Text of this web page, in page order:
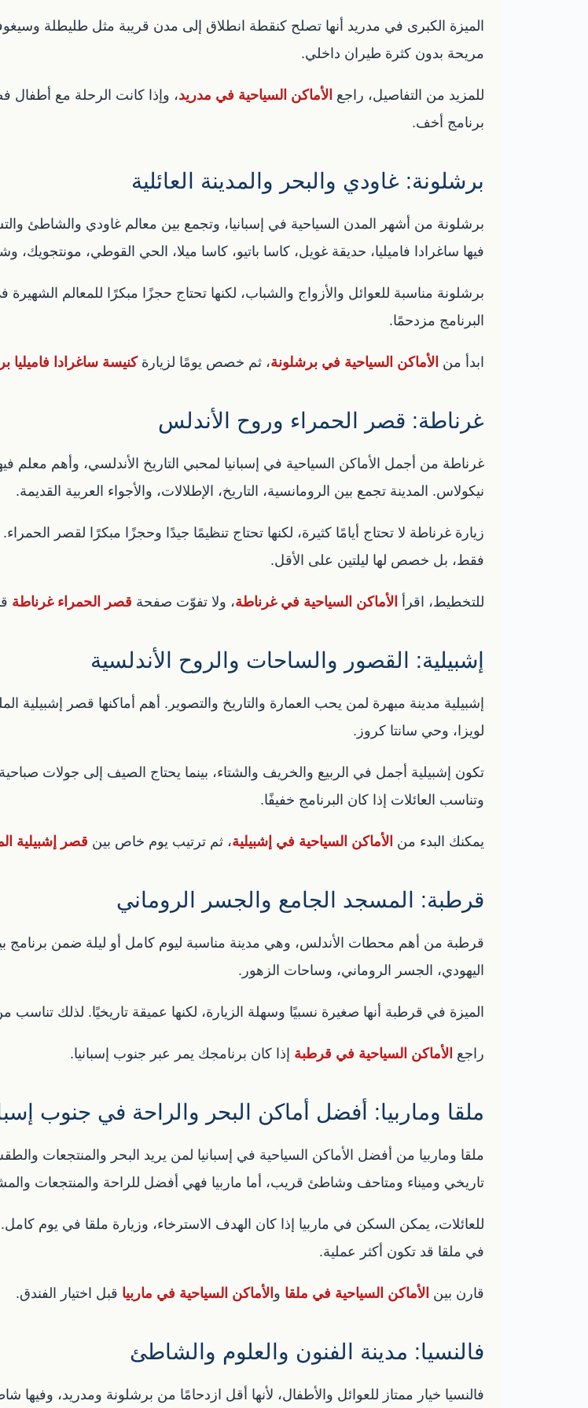
الميزة الكبرى في مدريد أنها تصلح كنقطة انطلاق إلى مدن قريبة مثل طليطلة
مريحة بدون كثرة طيران داخلي.
للمزيد من التفاصيل، راجع الأماكن السياحية في مدريد، وإذا كانت الرحلة مع أطفال
برنامج أخف.
برشلونة: غاودي والبحر والمدينة العائلية
برشلونة من أشهر المدن السياحية في إسبانيا، وتجمع بين معالم غاودي والشاطئ
فيها ساغرادا فاميليا، حديقة غويل، كاسا باتيو، كاسا ميلا، الحي القوطي، مونتجويك،
البرنامج مزدحمًا.
ابدأ من الأماكن السياحية في برشلونة، ثم خصص يومًا لزيارةكنيسة ساغرادا فاميليا
غرناطة: قصر الحمراء وروح الأندلس
غرناطة من أجمل الأماكن السياحية في إسبانيا لمحبي التاريخ الأندلسي، وأهم معلم
نيكولاس. المدينة تجمع بين الرومانسية، التاريخ، الإطلالات، والأجواء العربية القديمة.
زيارة غرناطة لا تحتاج أيامًا كثيرة، لكنها تحتاج تنظيمًا جيدًا وحجزًا مبكرًا لقصر
فقط، بل خصص لها ليلتين على الأقل.
للتخطيط، اقرأ الأماكن السياحية في غرناطة، ولا تفوّت صفحة قصر الحمراء غرناطة
إشبيلية: القصور والساحات والروح الأندلسية
إشبيلية مدينة مبهرة لمن يحب العمارة والتاريخ والتصوير. أهم أماكنها قصر إشبيلية
لويزا، وحي سانتا كروز.
تكون إشبيلية أجمل في الربيع والخريف والشتاء، بينما يحتاج الصيف إلى جولات
وتناسب العائلات إذا كان البرنامج خفيفًا.
يمكنك البدء من الأماكن السياحية في إشبيلية، ثم ترتيب يوم خاص بين قصر إشبيلية
قرطبة: المسجد الجامع والجسر الروماني
قرطبة من أهم محطات الأندلس، وهي مدينة مناسبة ليوم كامل أو ليلة ضمن برنامج
اليهودي، الجسر الروماني، وساحات الزهور.
الميزة في قرطبة أنها صغيرة نسبيًا وسهلة الزيارة، لكنها عميقة تاريخيًا. لذلك
راجع الأماكن السياحية في قرطبة إذا كان برنامجك يمر عبر جنوب إسبانيا.
ملقا وماربيا: أفضل أماكن البحر والراحة في جنوب
ملقا وماربيا من أفضل الأماكن السياحية في إسبانيا لمن يريد البحر والمنتجعات
تاريخي وميناء ومتاحف وشاطئ قريب، أما ماربيا فهي أفضل للراحة والمنتجعات
للعائلات، يمكن السكن في ماربيا إذا كان الهدف الاسترخاء، وزيارة ملقا في يوم
في ملقا قد تكون أكثر عملية.
قارن بين الأماكن السياحية في ملقا و الأماكن السياحية في ماربيا قبل اختيار الفندق.
فالنسيا: مدينة الفنون والعلوم والشاطئ
فالنسيا خيار ممتاز للعوائل والأطفال، لأنها أقل ازدحامًا من برشلونة ومدريد،